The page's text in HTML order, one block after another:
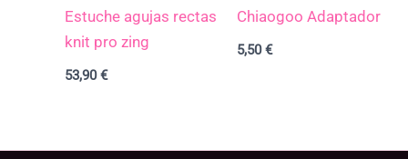
Estuche agujas rectas
knit pro zing
53,90€
Chiaogoo Adaptador
5,50€